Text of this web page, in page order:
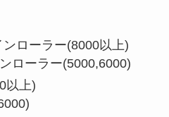
ローラー(8000以上)
ローラー(5000,6000)
以上)